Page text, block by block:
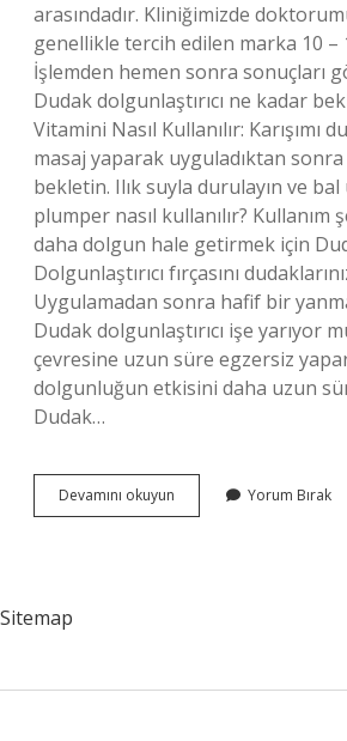
arasındadır. Kliniğimizde
genellikle tercih edilen marka 10 –
İşlemden hemen sonra sonuçları
Dudak dolgunlaştırıcı ne kadar
Vitamini Nasıl Kullanılır: Karışımı
masaj yaparak uyguladıktan
bekletin. Ilık suyla durulayın ve bal
plumper nasıl kullanılır? Kullanım
daha dolgun hale getirmek için
Dolgunlaştırıcı fırçasını
Uygulamadan sonra hafif bir
Dudak dolgunlaştırıcı işe yarıyor
çevresine uzun süre egzersiz
dolgunluğun etkisini daha uzun
Dudak…
Devamını okuyun
Plumper
Yorum Bırak
Sitemap